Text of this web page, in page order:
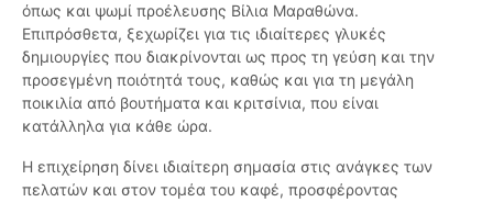
όπως και ψωμί προέλευσης Βίλια Μαραθώνα.
Επιπρόσθετα, ξεχωρίζει για τις ιδιαίτερες γλυκές
δημιουργίες που διακρίνονται ως προς τη γεύση και την
προσεγμένη ποιότητά τους, καθώς και για τη μεγάλη
ποικιλία από βουτήματα και κριτσίνια, που είναι
κατάλληλα για κάθε ώρα.
Η επιχείρηση δίνει ιδιαίτερη σημασία στις ανάγκες των
πελατών και στον τομέα του καφέ, προσφέροντας